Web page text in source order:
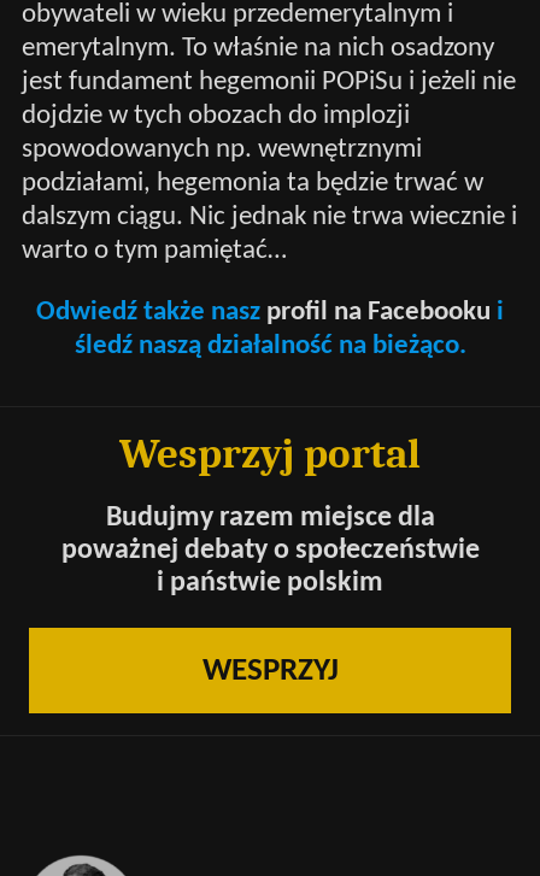
obywateli w wieku przedemerytalnym i
emerytalnym. To właśnie na nich osadzony
jest fundament hegemonii POPiSu i jeżeli nie
dojdzie w tych obozach do implozji
spowodowanych np. wewnętrznymi
podziałami, hegemonia ta będzie trwać w
dalszym ciągu. Nic jednak nie trwa wiecznie i
warto o tym pamiętać…
Odwiedź także nasz profil na Facebooku i
śledź naszą działalność na bieżąco.
Wesprzyj portal
Budujmy razem miejsce dla
poważnej debaty o społeczeństwie
i państwie polskim
WESPRZYJ